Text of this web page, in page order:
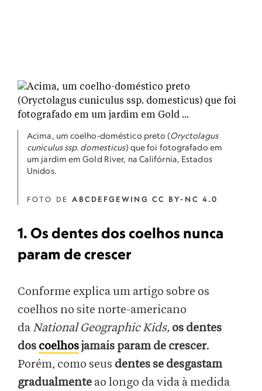
Acima, um coelho-doméstico preto (Oryctolagus
cuniculus ssp. domesticus) que foi fotografado em
um jardim em Gold River, na Califórnia, Estados
Unidos.
FOTO DE ABCDEFGEWING CC BY-NC 4.0
1. Os dentes dos coelhos nunca
param de crescer
Conforme explica um artigo sobre os
coelhos no site norte-americano
daNational Geographic Kids, os dentes
dos coelhosjamais param de crescer.
Porém, como seus dentes se desgastam
gradualmente ao longo da vida à medida